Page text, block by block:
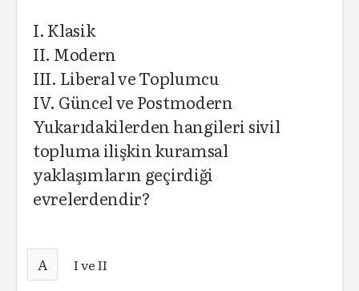
I. Klasik
II. Modern
III. Liberal ve Toplumcu
IV. Güncel ve Postmodern
Yukarıdakilerden hangileri sivil
topluma ilişkin kuramsal
yaklaşımların geçirdiği
evrelerdendir?
A I ve II